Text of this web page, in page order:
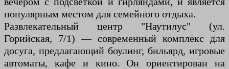
популярным местом для семейного отдыха.
Развлекательный центр "Наутилус" (ул.
Горийская, 7/1) — современный комплекс для
досуга, предлагающий боулинг, бильярд, игровые
автоматы, кафе и кино. Он ориентирован на